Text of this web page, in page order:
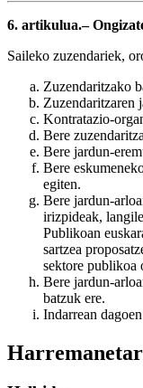
6. artikulua.–
Saileko zuzendariek,
Zuzendaritzako
Zuzendaritzaren
Kontratazio-
Bere
Bere jardun-
Bere
egiten.
Bere jardun-
irizpideak,
Publikoan
sartzea
sektore publikoa
Bere jardun-
batzuk ere.
Indarrean